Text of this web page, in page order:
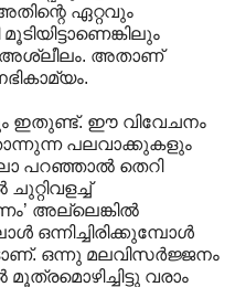
ഏറ്റവും
അതാണ്
ഇതുണ്ട്. ഈ വിവേചനം
പലവാക്കുകളും
പറഞ്ഞാല്‍ തെറി
അല്ലെങ്കില്‍
ഒന്നിച്ചിരിക്കുമ്പോള്‍‍
ഒന്നു മലവിസര്‍ജ്ജനം
വരാം